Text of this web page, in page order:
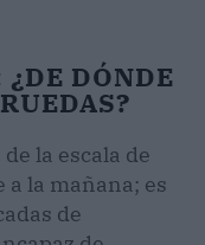
DÓNDE
la escala de
a la mañana; es
de